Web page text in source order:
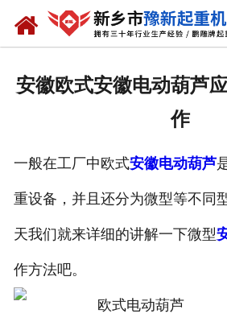
安徽欧式安徽电动葫芦
作
一般在工厂中欧式安徽电动葫芦
重设备，并且还分为微型等不同
天我们就来详细的讲解一下微型
作方法吧。